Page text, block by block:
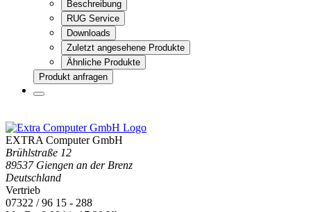
07322 / 96 15 - 288
Mo-Do 8:00 bis 17:30 Uhr
und Fr 8:00 bis 16:00 Uhr
07322 / 96 15 - 440
Mo-Fr 9:00 bis 12:00 Uhr
und 13:00 bis 17:00 Uhr
Mo-Fr 8:30 Uhr bis 17:00 Uhr
Social Media
Schnellauswahl